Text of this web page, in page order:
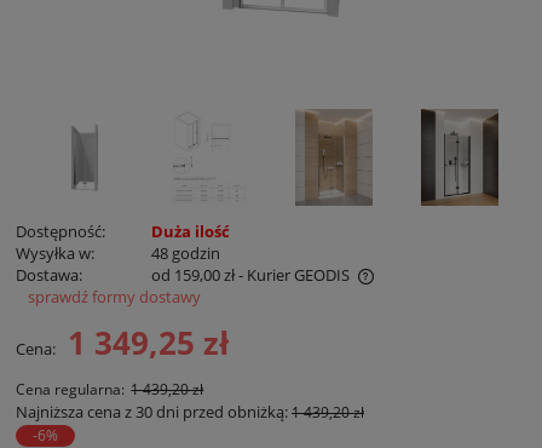
Dostępność:
Duża ilość
Wysyłka w:
48 godzin
Dostawa:
od 159,00 zł- Kurier GEODIS
Cena nie zawiera ewentualnych kosztów płatności
sprawdź formy dostawy
Cena: 1 349,25 zł
Cena regularna: 1 439,20 zł
Najniższa cena z 30 dni przed obniżką:1 439,20 zł
-6%